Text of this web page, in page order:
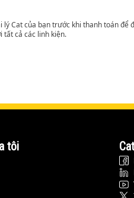
Cat của bạn trước khi thanh toán để
tất cả các linh kiện.
tôi